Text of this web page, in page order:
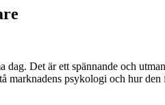
Det är ett spännande och
marknadens psykologi och hur den